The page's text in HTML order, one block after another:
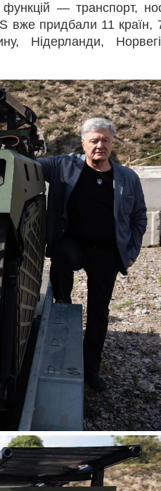
— транспорт,
вже придбали 11 країн,
Нідерланди,